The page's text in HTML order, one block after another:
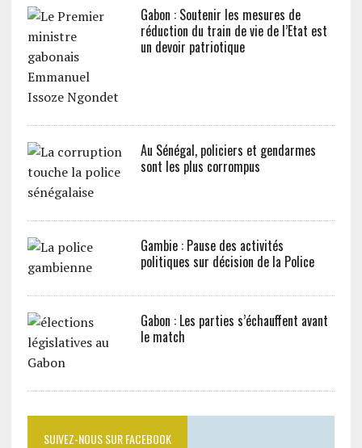
Gabon : Soutenir les mesures de
réduction du train de vie de l’Etat est
un devoir patriotique
Au Sénégal, policiers et gendarmes
sont les plus corrompus
Gambie : Pause des activités
politiques sur décision de la Police
Gabon : Les parties s’échauffent avant
le match
SUIVEZ-NOUS SUR FACEBOOK